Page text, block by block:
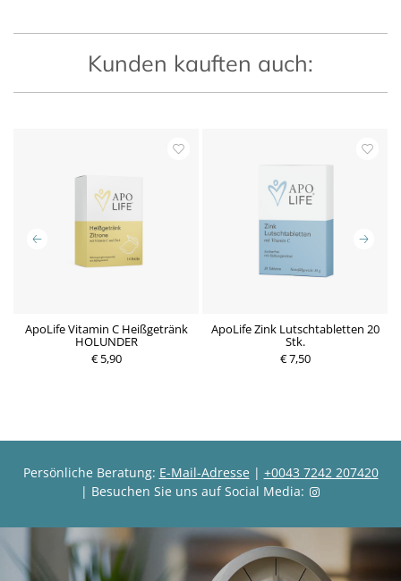
Kunden kauften auch:
ApoLife Vitamin C Heißgetränk
HOLUNDER
€ 5,90
ApoLife Zink Lutschtabletten 20
Stk.
€ 7,50
P
Persönliche Beratung: E-Mail-Adresse | +0043 7242 207420
| Besuchen Sie uns auf Social Media: